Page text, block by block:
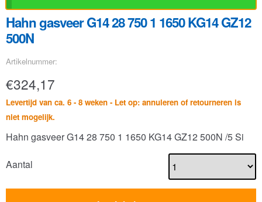
Hahn gasveer G14 28 750 1 1650 KG14 GZ12
500N
Artikelnummer:
€324,17
Levertijd van ca. 6 - 8 weken - Let op: annuleren of retourneren is
niet mogelijk.
Hahn gasveer G14 28 750 1 1650 KG14 GZ12 500N /5 Si
Aantal